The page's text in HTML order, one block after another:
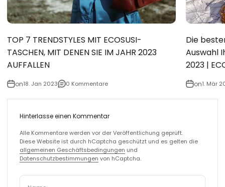
TOP 7 TRENDSTYLES MIT ECOSUSI-
TASCHEN, MIT DENEN SIE IM JAHR 2023
AUFFALLEN
on18. Jan 2023 0 Kommentare
Die
Auswahl
2023 |
on1. Mär
Hinterlasse einen Kommentar
Alle Kommentare werden vor der Veröffentlichung geprüft.
Diese Website ist durch hCaptcha geschützt und es gelten die
allgemeinen Geschäftsbedingungen und
Datenschutzbestimmungen von hCaptcha.